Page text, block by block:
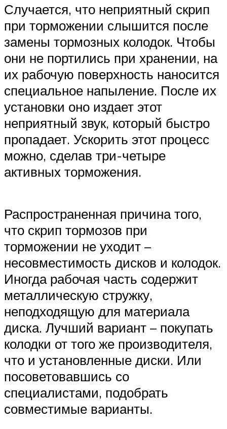
Случается, что неприятный скрип
при торможении слышится после
замены тормозных колодок. Чтобы
они не портились при хранении, на
их рабочую поверхность наносится
специальное напыление. После их
установки оно издает этот
неприятный звук, который быстро
пропадает. Ускорить этот процесс
можно, сделав три-четыре
активных торможения.
Распространенная причина того,
что скрип тормозов при
торможении не уходит –
несовместимость дисков и колодок.
Иногда рабочая часть содержит
металлическую стружку,
неподходящую для материала
диска. Лучший вариант – покупать
колодки от того же производителя,
что и установленные диски. Или
посоветовавшись со
специалистами, подобрать
совместимые варианты.